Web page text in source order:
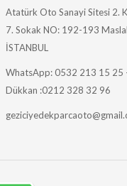
Atatürk Oto Sanayi Sitesi 2.
7. Sokak NO: 192-193
İSTANBUL
WhatsApp: 0532 213 15 25
Dükkan :0212 328 32 96